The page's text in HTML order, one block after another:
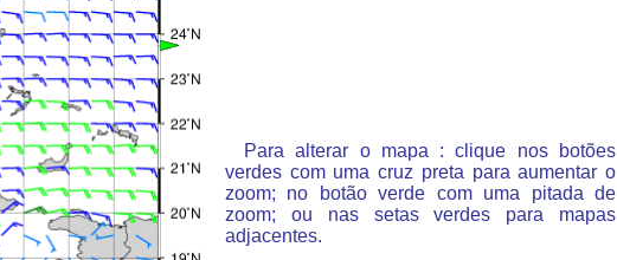
Para alterar o mapa : clique nos botões
verdes com uma cruz preta para aumentar o
zoom; no botão verde com uma pitada de
zoom; ou nas setas verdes para mapas
adjacentes.